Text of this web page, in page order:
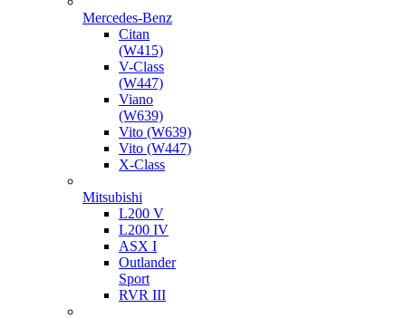
Mercedes-Benz
Citan
(W415)
V-Class
(W447)
Viano
(W639)
Vito (W639)
Vito (W447)
X-Class
Mitsubishi
L200 V
L200 IV
ASX I
Outlander
Sport
RVR III